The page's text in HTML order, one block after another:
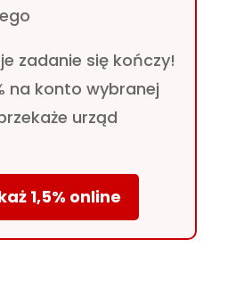
zadanie się kończy!
na konto wybranej
urząd
1,5% online